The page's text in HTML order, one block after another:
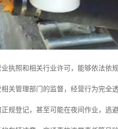
执照和相关行业许可，能够依法依
关管理部门的监督，经营行为完全透
规登记，甚至可能在夜间作业，逃